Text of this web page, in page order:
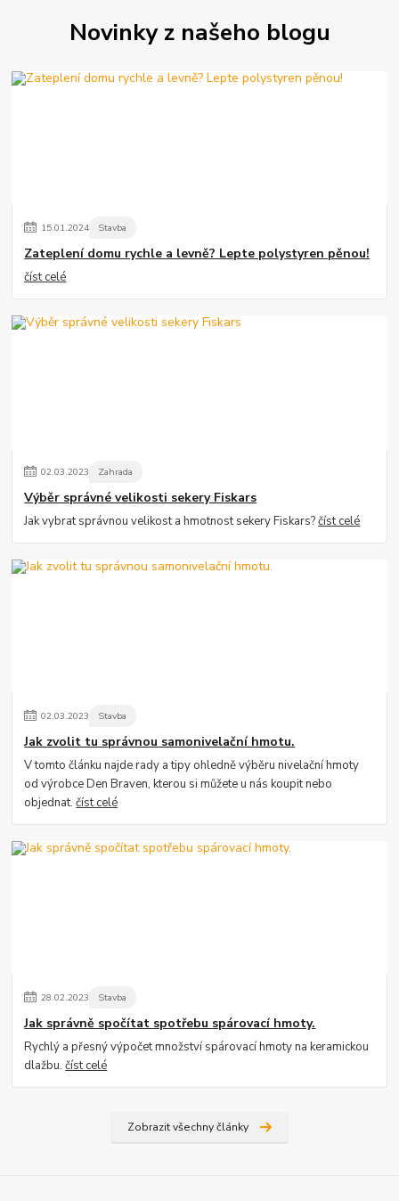
Novinky z našeho blogu
15.01.2024 Stavba
Zateplení domu rychle a levně? Lepte polystyren pěnou!
číst celé
02.03.2023 Zahrada
Výběr správné velikosti sekery Fiskars
Jak vybrat správnou velikost a hmotnost sekery Fiskars?číst celé
02.03.2023 Stavba
Jak zvolit tu správnou samonivelační hmotu.
V tomto článku najde rady a tipy ohledně výběru nivelační hmoty
od výrobce Den Braven, kterou si můžete u nás koupit nebo
objednat.číst celé
28.02.2023 Stavba
Jak správně spočítat spotřebu spárovací hmoty.
Rychlý a přesný výpočet množství spárovací hmoty na keramickou
dlažbu.číst celé
Zobrazit všechny články